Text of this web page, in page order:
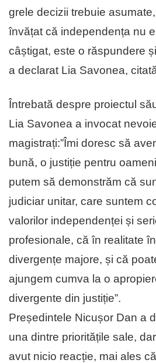
grele decizii trebuie
învățat că independența nu
câștigat, este o răspundere
a declarat Lia Savonea,
Întrebată despre proiectul
Lia Savonea a invocat
magistrați:”Îmi doresc să
bună, o justiție pentru
putem să demonstrăm că
judiciar unitar, care suntem
valorilor independenței și
profesionale, că în realitate
divergențe majore, și că
ajungem cumva la o
divergente din justiție”.
Președintele Nicușor Dan a
una dintre prioritățile sale,
avut nicio reacție, mai ales